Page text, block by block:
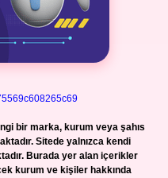
bir marka, kurum veya şahıs
Sitede yalnızca kendi
Burada yer alan içerikler
kurum ve kişiler hakkında